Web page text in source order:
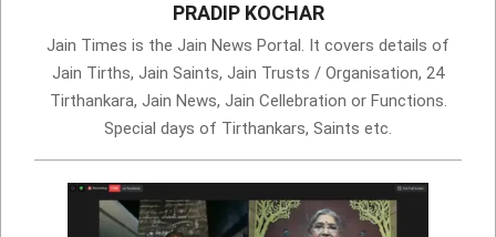
PRADIP KOCHAR
Jain Times is the Jain News Portal. It covers details of
Jain Tirths, Jain Saints, Jain Trusts / Organisation, 24
Tirthankara, Jain News, Jain Cellebration or Functions.
Special days of Tirthankars, Saints etc.